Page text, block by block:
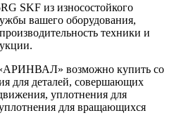
SKF из износостойкого
вашего оборудования,
техники и
возможно купить со
для деталей, совершающих
уплотнения для
для вращающихся